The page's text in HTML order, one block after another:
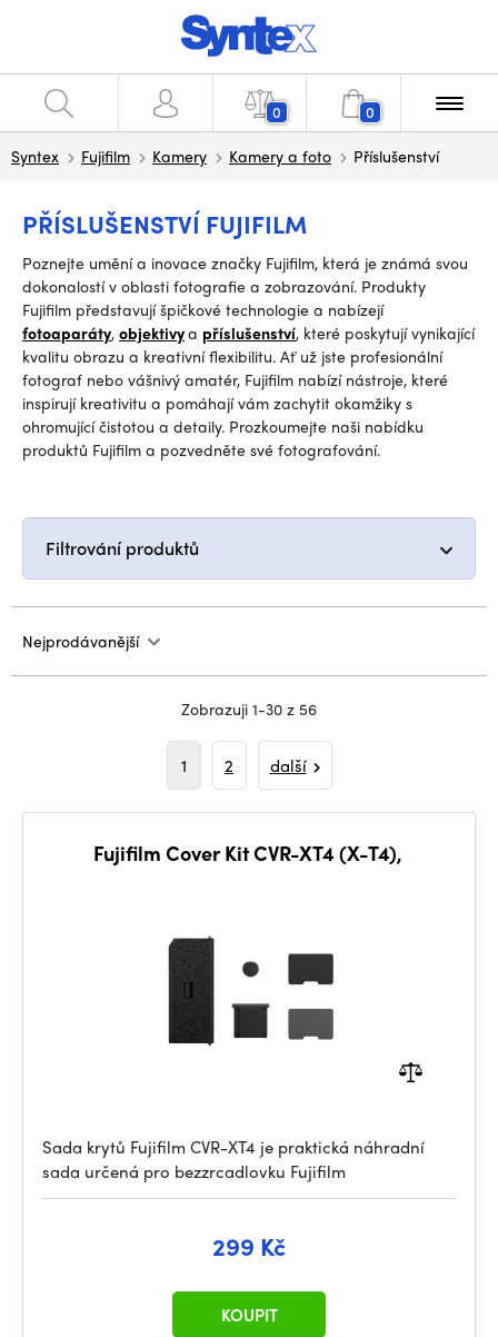
0 0
Syntex Fujifilm Kamery Kamery a foto Příslušenství
PŘÍSLUŠENSTVÍ FUJIFILM
Poznejte umění a inovace značky Fujifilm, která je známá svou
dokonalostí v oblasti fotografie a zobrazování. Produkty
Fujifilm představují špičkové technologie a nabízejí
fotoaparáty, objektivya příslušenství, které poskytují vynikající
kvalitu obrazu a kreativní flexibilitu. Ať už jste profesionální
fotograf nebo vášnivý amatér, Fujifilm nabízí nástroje, které
inspirují kreativitu a pomáhají vám zachytit okamžiky s
ohromující čistotou a detaily. Prozkoumejte naši nabídku
produktů Fujifilm a pozvedněte své fotografování.
Filtrování produktů
Nejprodávanější
Zobrazuji 1-30 z 56
1 2 další
Fujifilm Cover Kit CVR-XT4 (X-T4),
Sada krytů Fujifilm CVR-XT4 je praktická náhradní
sada určená pro bezzrcadlovku Fujifilm
299 Kč
KOUPIT